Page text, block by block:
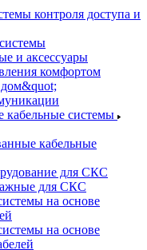
контроля доступа и
и аксессуары
комфортом
кабельные системы
кабельные
для СКС
для СКС
на основе
на основе